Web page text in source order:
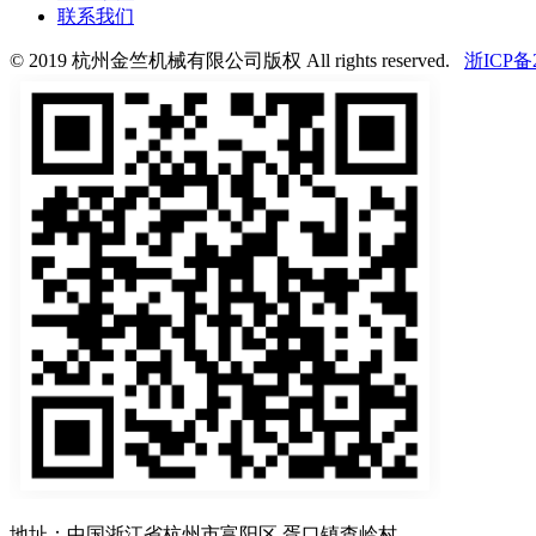
联系我们
© 2019 杭州金竺机械有限公司版权 All rights reserved. 浙ICP备